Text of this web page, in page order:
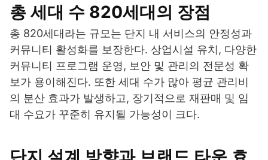
총 세대 수 820세대의 장점
총 820세대라는 규모는 단지 내 서비스의 안정성과
커뮤니티 활성화를 보장한다. 상업시설 유치, 다양한
커뮤니티 프로그램 운영, 보안 및 관리의 전문성 확
보가 용이해진다. 또한 세대 수가 많아 평균 관리비
의 분산 효과가 발생하고, 장기적으로 재판매 및 임
대 수요가 꾸준히 유지될 가능성이 크다.